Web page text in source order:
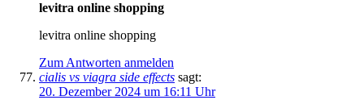
levitra online shopping
levitra online shopping
Zum Antworten anmelden
cialis vs viagra side effects sagt:
20. Dezember 2024 um 16:11 Uhr